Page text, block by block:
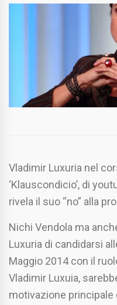
Vladimir Luxuria nel
‘Klauscondicio’, di
rivela il suo “no” alla
Nichi Vendola ma
Luxuria di candidarsi
Maggio 2014 con il
Vladimir Luxuia,
motivazione principale